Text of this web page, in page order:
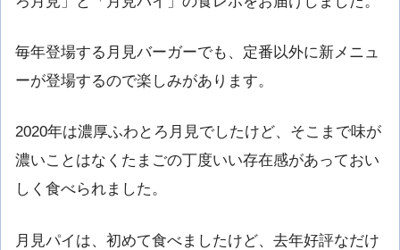
毎年登場する月見バーガーでも、定番以外に新メニュ
ーが登場するので楽しみがあります。
2020年は濃厚ふわとろ月見でしたけど、そこまで味が
濃いことはなくたまごの丁度いい存在感があっておい
しく食べられました。
月見パイは、初めて食べましたけど、去年好評なだけ